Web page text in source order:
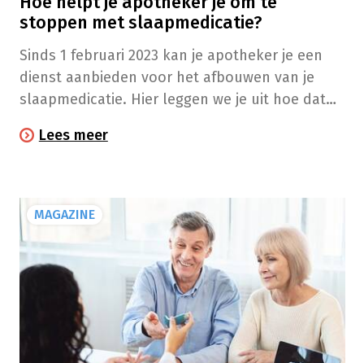
stoppen met slaapmedicatie?
Sinds 1 februari 2023 kan je apotheker je een
dienst aanbieden voor het afbouwen van je
slaapmedicatie. Hier leggen we je uit hoe dat
Lees meer
MAGAZINE